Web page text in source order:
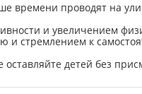
времени проводят на
и увеличением
стремлением к
детей без